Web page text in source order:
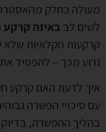
מעולה כחלק
לשים לב באיזה
קרקעות חקלאיות שלא
גרוע מכך – להפסיד
איך לדעת האם קרקע
עם סיכויי הפשרה
בהליך ההפשרה,